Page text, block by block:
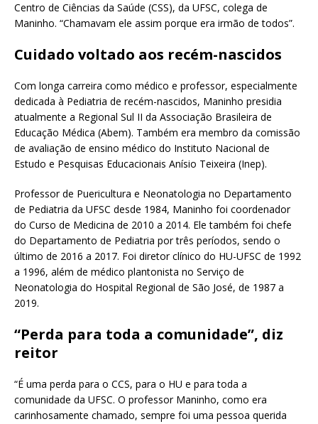
Centro de Ciências da Saúde (CSS), da UFSC, colega de
Maninho. “Chamavam ele assim porque era irmão de todos”.
Cuidado voltado aos recém-nascidos
Com longa carreira como médico e professor, especialmente
dedicada à Pediatria de recém-nascidos, Maninho presidia
atualmente a Regional Sul II da Associação Brasileira de
Educação Médica (Abem). Também era membro da comissão
de avaliação de ensino médico do Instituto Nacional de
Estudo e Pesquisas Educacionais Anísio Teixeira (Inep).
Professor de Puericultura e Neonatologia no Departamento
de Pediatria da UFSC desde 1984, Maninho foi coordenador
do Curso de Medicina de 2010 a 2014. Ele também foi chefe
do Departamento de Pediatria por três períodos, sendo o
último de 2016 a 2017. Foi diretor clínico do HU-UFSC de 1992
a 1996, além de médico plantonista no Serviço de
Neonatologia do Hospital Regional de São José, de 1987 a
2019.
“Perda para toda a comunidade”, diz
reitor
“É uma perda para o CCS, para o HU e para toda a
comunidade da UFSC. O professor Maninho, como era
carinhosamente chamado, sempre foi uma pessoa querida